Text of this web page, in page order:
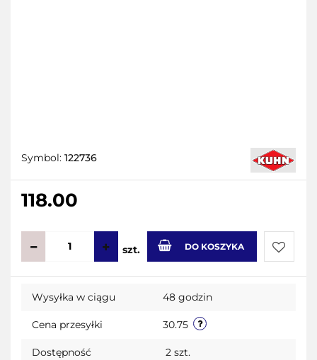
Symbol: 122736
118.00
szt. DO KOSZYKA
Do
Wysyłka w ciągu 48 godzin
Cena przesyłki 30.75
Dostępność 2 szt.